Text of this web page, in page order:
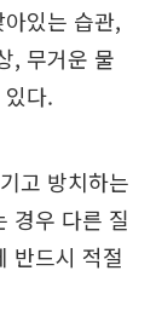
있는 습관,
, 무거운 물
다.
고 방치하는
경우 다른 질
반드시 적절